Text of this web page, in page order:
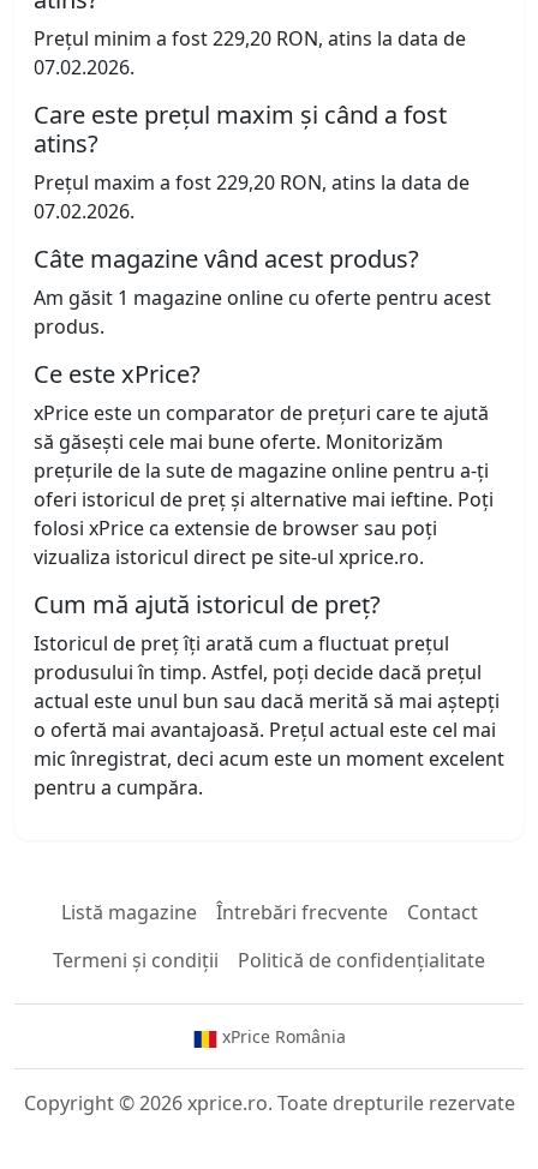
Prețul minim a fost 229,20 RON, atins la data de
07.02.2026.
Care este prețul maxim și când a fost
atins?
Prețul maxim a fost 229,20 RON, atins la data de
07.02.2026.
Câte magazine vând acest produs?
Am găsit 1 magazine online cu oferte pentru acest
produs.
Ce este xPrice?
xPrice este un comparator de prețuri care te ajută
să găsești cele mai bune oferte. Monitorizăm
prețurile de la sute de magazine online pentru a-ți
oferi istoricul de preț și alternative mai ieftine. Poți
folosi xPrice ca extensie de browser sau poți
vizualiza istoricul direct pe site-ul xprice.ro.
Cum mă ajută istoricul de preț?
Istoricul de preț îți arată cum a fluctuat prețul
produsului în timp. Astfel, poți decide dacă prețul
actual este unul bun sau dacă merită să mai aștepți
o ofertă mai avantajoasă. Prețul actual este cel mai
mic înregistrat, deci acum este un moment excelent
pentru a cumpăra.
Listă magazine Întrebări frecvente
Contact
Termeni și condiții
Politică de confidențialitate
xPrice România
Copyright © 2026 xprice.ro. Toate drepturile rezervate